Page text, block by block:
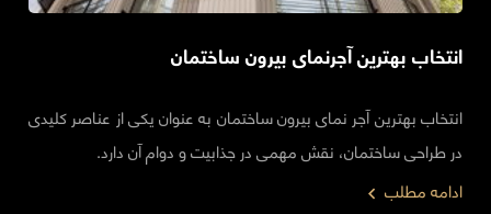
انتخاب بهترین آجرنمای بیرون ساختمان
انتخاب بهترین آجر نمای بیرون ساختمان به عنوان یکی از عناصر کلیدی
در طراحی ساختمان، نقش مهمی در جذابیت و دوام آن دارد.
ادامه مطلب